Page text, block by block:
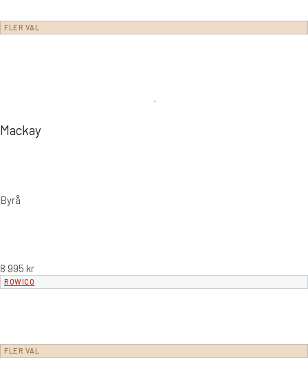
FLER VAL
Mackay
Byrå
8 995 kr
ROWICO
FLER VAL